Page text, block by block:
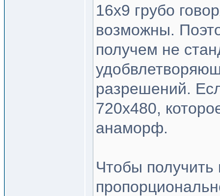
16x9 грубо
возможны.
получем не
разрешений.
720x480,
анаморф.
Чтобы